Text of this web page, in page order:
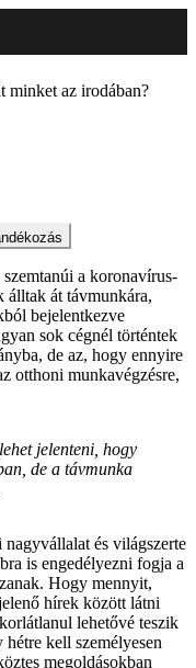
minket az irodában?
a koronavírus-
álltak át távmunkára,
bejelentkezve
sok cégnél történtek
de az, hogy ennyire
otthoni munkavégzésre,
jelenteni, hogy
de a távmunka
és világszerte
is engedélyezni fogja a
Hogy mennyit,
hírek között látni
lehetővé teszik
hétre kell személyesen
megoldásokban